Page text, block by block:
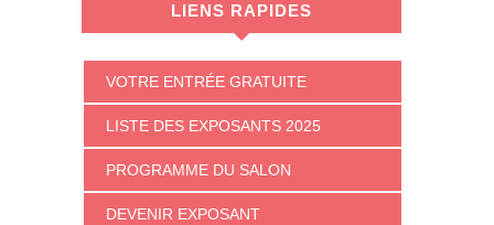
LIENS RAPIDES
VOTRE ENTRÉE GRATUITE
LISTE DES EXPOSANTS 2025
PROGRAMME DU SALON
DEVENIR EXPOSANT